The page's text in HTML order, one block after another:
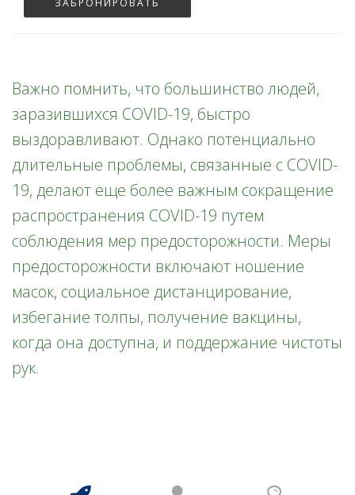
Важно помнить, что большинство людей,
заразившихся COVID-19, быстро
выздоравливают. Однако потенциально
длительные проблемы, связанные с COVID-
19, делают еще более важным сокращение
распространения COVID-19 путем
соблюдения мер предосторожности. Меры
предосторожности включают ношение
масок, социальное дистанцирование,
избегание толпы, получение вакцины,
когда она доступна, и поддержание чистоты
рук.